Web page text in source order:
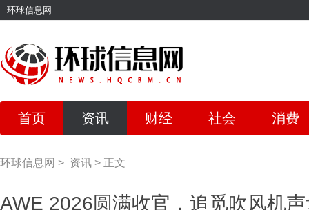
环球信息网
首页 资讯 财经 社会 消费
环球信息网 > 资讯 > 正文
AWE 2026圆满收官，追觅吹风机